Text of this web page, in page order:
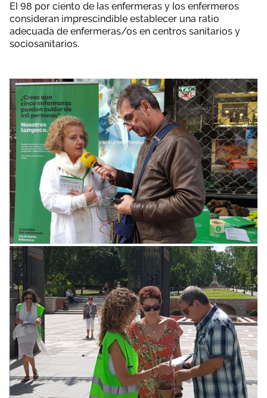
El 98 por ciento de las enfermeras y los enfermeros
consideran imprescindible establecer una ratio
adecuada de enfermeras/os en centros sanitarios y
sociosanitarios.